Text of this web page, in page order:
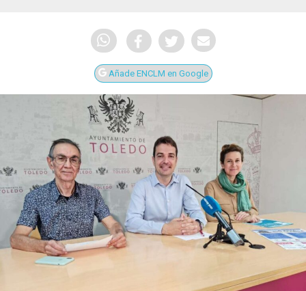
Añade ENCLM en Google